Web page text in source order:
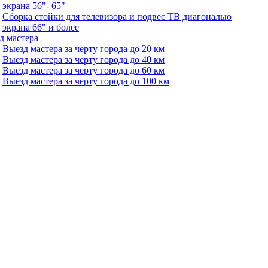
экрана 56"- 65"
Сборка стойки для телевизора и подвес ТВ диагональю
экрана 66" и более
мастера
Выезд мастера за черту города до 20 км
Выезд мастера за черту города до 40 км
Выезд мастера за черту города до 60 км
Выезд мастера за черту города до 100 км